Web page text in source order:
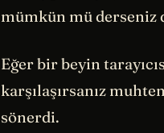
mümkün mü derseniz
Eğer bir beyin
karşılaşırsanız
sönerdi.